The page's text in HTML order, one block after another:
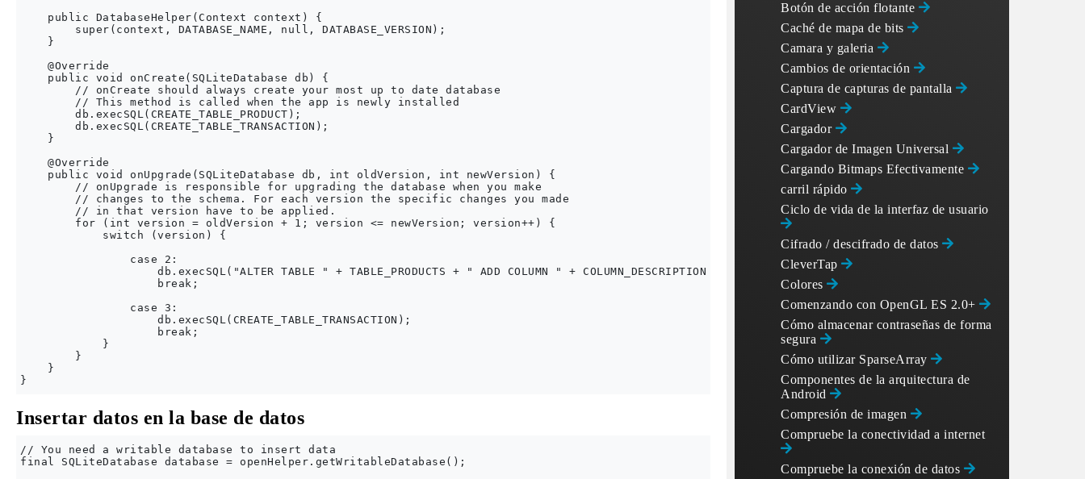
    public DatabaseHelper(Context context) {
        super(context, DATABASE_NAME, null, DATABASE_VERSION);
    }
    @Override
    public void onCreate(SQLiteDatabase db) {
        // onCreate should always create your most up to date database
        // This method is called when the app is newly installed
        db.execSQL(CREATE_TABLE_PRODUCT);
        db.execSQL(CREATE_TABLE_TRANSACTION);
    }
    @Override
    public void onUpgrade(SQLiteDatabase db, int oldVersion, int newVersion) {
        // onUpgrade is responsible for upgrading the database when you make
        // changes to the schema. For each version the specific changes you made
        // in that version have to be applied.
        for (int version = oldVersion + 1; version <= newVersion; version++) {
            switch (version) {
                case 2:
                    db.execSQL("ALTER TABLE " + TABLE_PRODUCTS + " ADD COLUMN " + COLUMN_DESCRIPTION + " TEXT;");
                    break;
                case 3:
                    db.execSQL(CREATE_TABLE_TRANSACTION);
                    break;
            }
        }
    }
Insertar datos en la base de datos
// You need a writable database to insert data
final SQLiteDatabase database = openHelper.getWritableDatabase();
Botón de acción flotante
Caché de mapa de bits
Camara y galeria
Cambios de orientación
Captura de capturas de pantalla
CardView
Cargador
Cargador de Imagen Universal
Cargando Bitmaps Efectivamente
carril rápido
Ciclo de vida de la interfaz de usuario
Cifrado / descifrado de datos
CleverTap
Colores
Comenzando con OpenGL ES 2.0+
Cómo almacenar contraseñas de forma
segura
Cómo utilizar SparseArray
Componentes de la arquitectura de
Android
Compresión de imagen
Compruebe la conectividad a internet
Compruebe la conexión de datos